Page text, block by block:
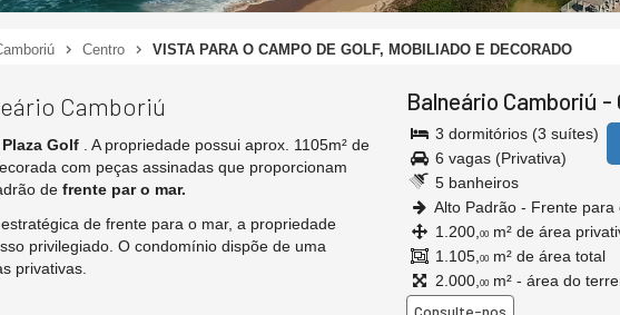
Centro VISTA PARA O CAMPO DE GOLF, MOBILIADO E DECORADO
Camboriú
Golf . A propriedade possui aprox. 1105m² de
com peças assinadas que proporcionam
de frente par o mar.
de frente para o mar, a propriedade
privilegiado. O condomínio dispõe de uma
privativas.
Balneário Camboriú -
3 dormitórios (3 suítes)
6 vagas (Privativa)
5 banheiros
Alto Padrão - Frente
1.200, 00 m² de área
1.105, 00 m² de área total
2.000, 00 m² - área do
Consulte-nos